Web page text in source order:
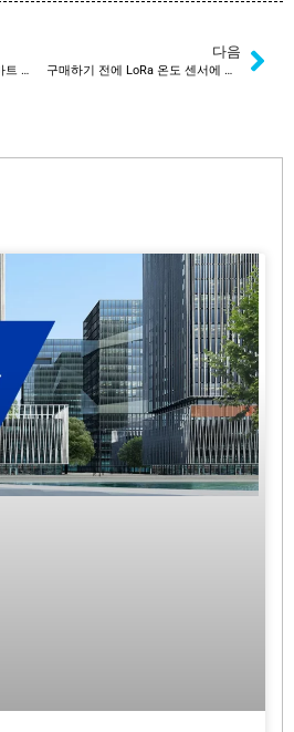
LoRaWAN 가스 계량기가 스마트 가스 계량의 미래인 이유
다음
구매하기 전에 LoRa 온도 센서에 대해 알아야 할 사항